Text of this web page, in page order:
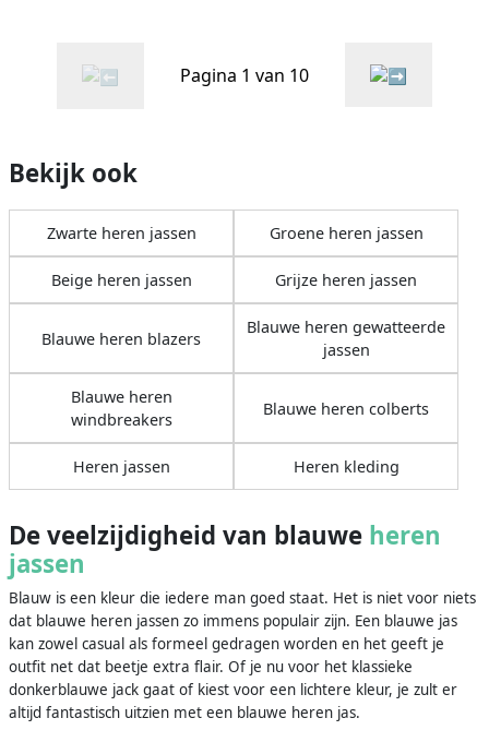
Pagina 1 van 10
Bekijk ook
Zwarte heren jassen Groene heren jassen
Beige heren jassen Grijze heren jassen
Blauwe heren blazers
Blauwe heren gewatteerde
jassen
Blauwe heren
windbreakers
Blauwe heren colberts
Heren jassen Heren kleding
De veelzijdigheid van blauwe heren
jassen
Blauw is een kleur die iedere man goed staat. Het is niet voor niets
dat blauwe heren jassen zo immens populair zijn. Een blauwe jas
kan zowel casual als formeel gedragen worden en het geeft je
outfit net dat beetje extra flair. Of je nu voor het klassieke
donkerblauwe jack gaat of kiest voor een lichtere kleur, je zult er
altijd fantastisch uitzien met een blauwe heren jas.